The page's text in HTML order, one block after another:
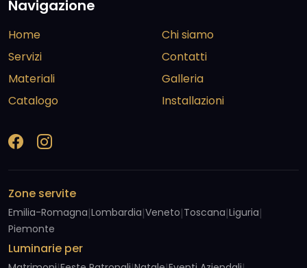
Navigazione
Home
Servizi
Materiali
Catalogo
Chi siamo
Contatti
Galleria
Installazioni
Zone servite
Emilia-Romagna|Lombardia|Veneto|Toscana|Liguria|
Piemonte
Luminarie per